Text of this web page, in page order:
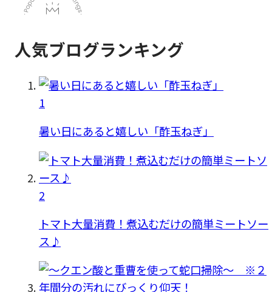
人気ブログランキング
1
暑い日にあると嬉しい「酢玉ねぎ」
2
トマト大量消費！煮込むだけの簡単ミートソー
ス♪